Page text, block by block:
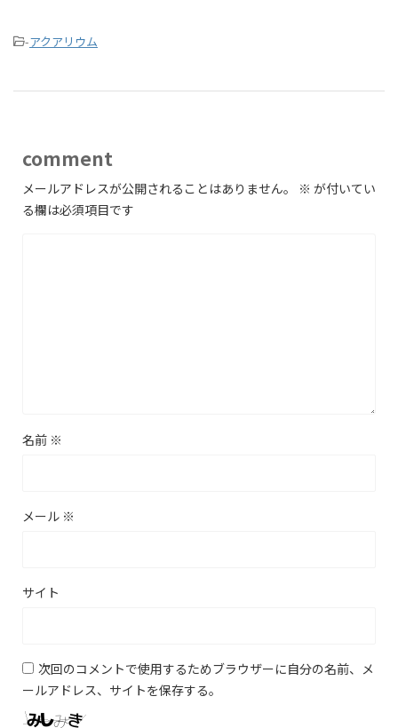
-アクアリウム
comment
メールアドレスが公開されることはありません。 ※ が付いてい
る欄は必須項目です
名前 ※
メール ※
サイト
次回のコメントで使用するためブラウザーに自分の名前、メ
ールアドレス、サイトを保存する。